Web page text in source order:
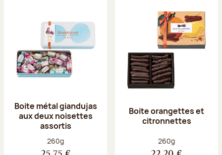
Boite métal giandujas
aux deux noisettes
assortis
Poids net :
260g
Boite orangettes et
citronnettes
Poids net :
260g